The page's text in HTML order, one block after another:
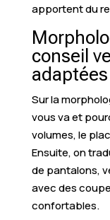
apportent du
conseil
Sur la
vous va et
volumes, le
Ensuite, on
de pantalons,
avec des
confortables.